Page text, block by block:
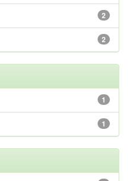
2
2
1
1